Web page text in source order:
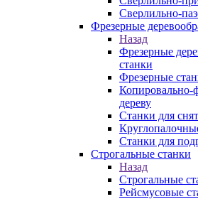
Сверлильно-
Фрезерные
Назад
Фрезерные
станки
Фрезерные
Копировально-
дереву
Станки для
Станки для
Строгальные станки
Назад
Строгальные
Рейсмусовые